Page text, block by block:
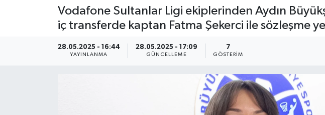
Vodafone Sultanlar Ligi ekiplerinden Aydın
iç transferde kaptan Fatma Şekerci ile sözleşme
28.05.2025 - 16:44
YAYINLANMA
28.05.2025 - 17:09
GÜNCELLEME
7
GÖSTERIM